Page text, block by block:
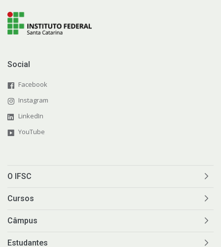
Social
Facebook
Instagram
LinkedIn
YouTube
O IFSC
Cursos
Câmpus
Estudantes